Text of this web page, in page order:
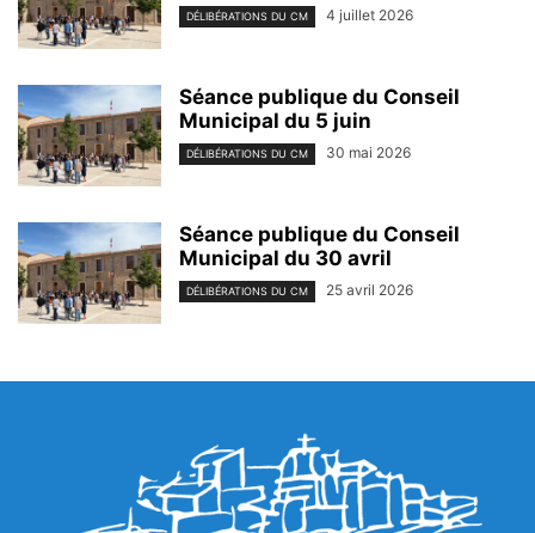
DÉLIBÉRATIONS DU CM 4 juillet 2026
Séance publique du Conseil
Municipal du 5 juin
DÉLIBÉRATIONS DU CM 30 mai 2026
Séance publique du Conseil
Municipal du 30 avril
DÉLIBÉRATIONS DU CM 25 avril 2026